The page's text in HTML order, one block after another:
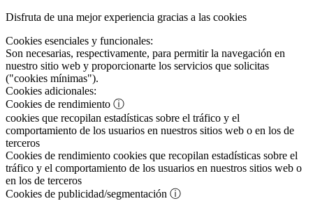
Disfruta de una mejor experiencia gracias a las cookies
Cookies esenciales y funcionales:
Son necesarias, respectivamente, para permitir la navegación en
nuestro sitio web y proporcionarte los servicios que solicitas
("cookies mínimas").
Cookies adicionales:
Cookies de rendimiento ⓘ
cookies que recopilan estadísticas sobre el tráfico y el
comportamiento de los usuarios en nuestros sitios web o en los de
terceros
Cookies de rendimiento cookies que recopilan estadísticas sobre el
tráfico y el comportamiento de los usuarios en nuestros sitios web o
en los de terceros
Cookies de publicidad/segmentación ⓘ